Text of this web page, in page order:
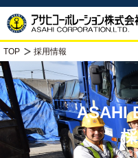
TOP 採用情報
ASAHI